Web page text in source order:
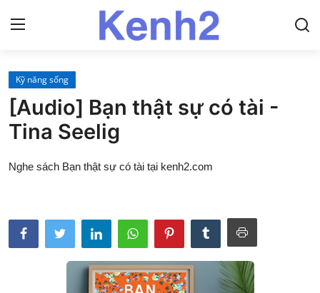
Trang chủ
Liên hệ
Pháp môn
Giáo lý
Kỹ năng sống
[Audio] Bạn thật sự có tài -
Tina Seelig
Nghe sách Bạn thật sự có tài tại kenh2.com